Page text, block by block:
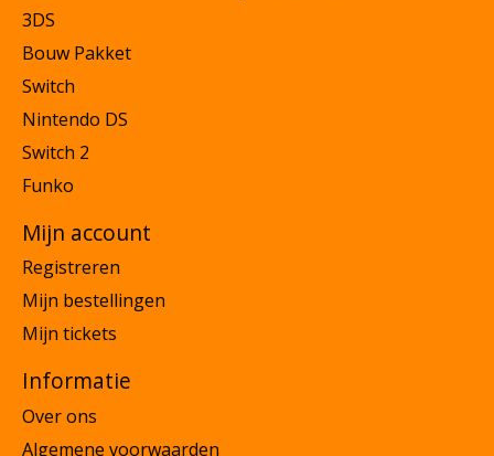
3DS
Bouw Pakket
Switch
Nintendo DS
Switch 2
Funko
Mijn account
Registreren
Mijn bestellingen
Mijn tickets
Informatie
Over ons
Algemene voorwaarden